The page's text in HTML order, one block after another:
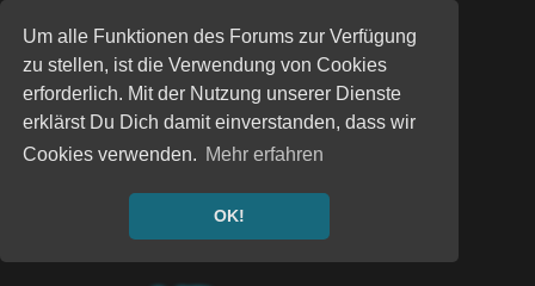
Um alle Funktionen des Forums zur Verfügung
zu stellen, ist die Verwendung von Cookies
erforderlich. Mit der Nutzung unserer Dienste
erklärst Du Dich damit einverstanden, dass wir
Cookies verwenden. Mehr erfahren
OK!